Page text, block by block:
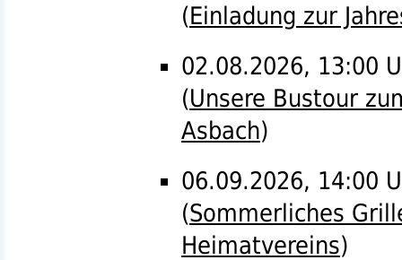
(Einladung zur
02.08.2026, 13:00
(Unsere Bustour
Asbach)
06.09.2026, 14:00
(Sommerliches
Heimatvereins)